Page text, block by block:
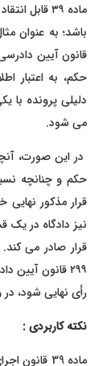
ماده ۳۹
قانون آیین
حکم، به اعتبار
دلیلی پرونده با
می‌ شود.
در این صورت،
حکم و چنانچه
قرار مذکور
نیز دادگاه در
قرار صادر می
۲۹۹ قانون
رأی نهایی شود،
نکته کاربردی :
ماده 39